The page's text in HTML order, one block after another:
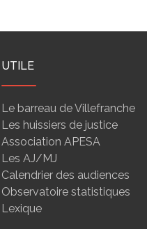
UTILE
Le barreau de Villefranche
Les huissiers de justice
Association APESA
Les AJ/MJ
Calendrier des audiences
Observatoire statistiques
Lexique